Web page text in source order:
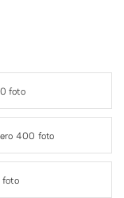
foto
400 foto